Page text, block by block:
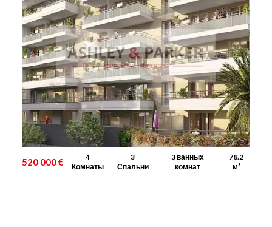
520 000 €
4
Комнаты
3
Спальни
3 ванных
комнат
78.2
м²